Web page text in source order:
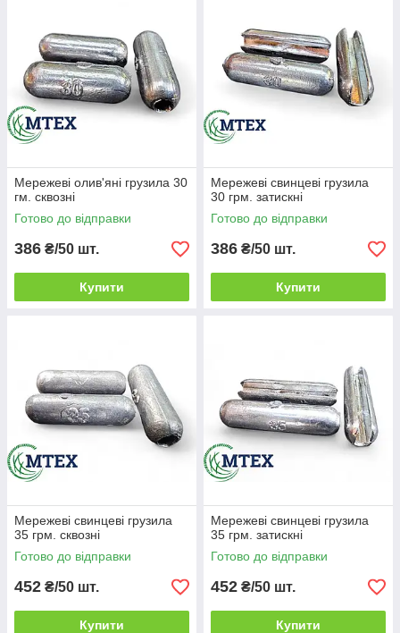
Мережеві олив'яні грузила 30
гм. сквозні
Готово до відправки
386 ₴/50 шт.
Купити
Мережеві свинцеві грузила
30 грм. затискні
Готово до відправки
386 ₴/50 шт.
Купити
Мережеві свинцеві грузила
35 грм. сквозні
Готово до відправки
452 ₴/50 шт.
Купити
Мережеві свинцеві грузила
35 грм. затискні
Готово до відправки
452 ₴/50 шт.
Купити